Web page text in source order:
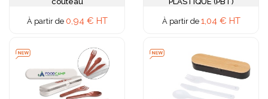
À partir de 0,94 € HT À partir de 1,04 € HT